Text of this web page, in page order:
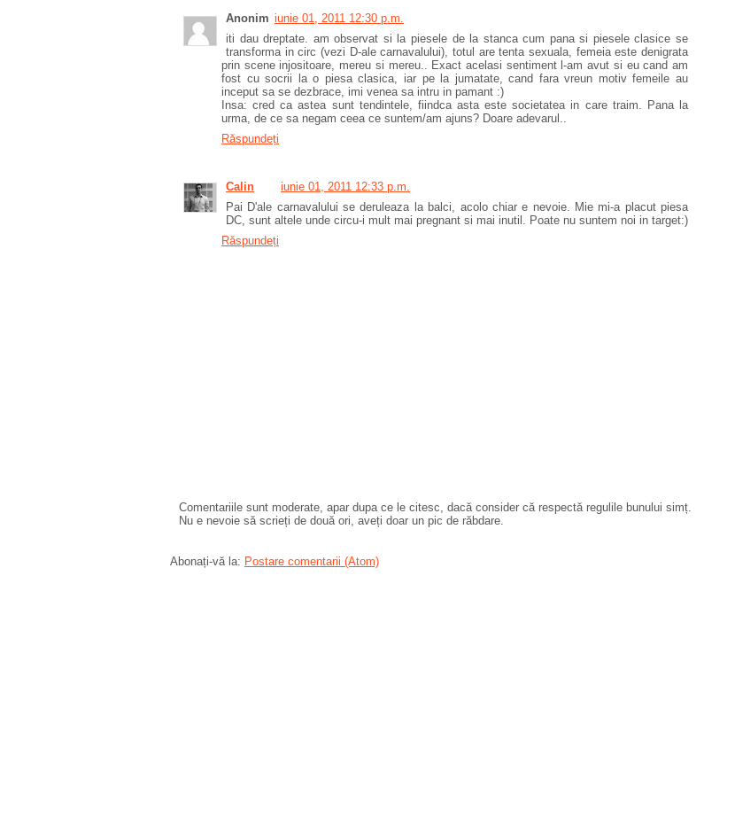
Anonim iunie 01, 2011 12:30 p.m.
iti dau dreptate. am observat si la piesele de la stanca cum pana si piesele clasice se
transforma in circ (vezi D-ale carnavalului), totul are tenta sexuala, femeia este denigrata
prin scene injositoare, mereu si mereu.. Exact acelasi sentiment l-am avut si eu cand am
fost cu socrii la o piesa clasica, iar pe la jumatate, cand fara vreun motiv femeile au
inceput sa se dezbrace, imi venea sa intru in pamant :)
Insa: cred ca astea sunt tendintele, fiindca asta este societatea in care traim. Pana la
urma, de ce sa negam ceea ce suntem/am ajuns? Doare adevarul..
Răspundeți
Calin
iunie 01, 2011 12:33 p.m.
Pai D'ale carnavalului se deruleaza la balci, acolo chiar e nevoie. Mie mi-a placut piesa
DC, sunt altele unde circu-i mult mai pregnant si mai inutil. Poate nu suntem noi in target:)
Răspundeți
Comentariile sunt moderate, apar dupa ce le citesc, dacă consider că respectă regulile bunului simț.
Nu e nevoie să scrieți de două ori, aveți doar un pic de răbdare.
Abonați-vă la: Postare comentarii (Atom)